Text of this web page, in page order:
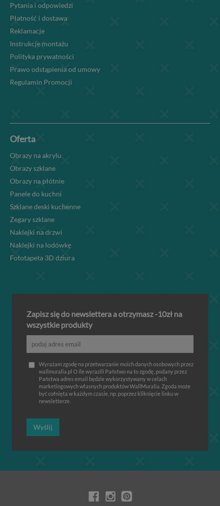
Pytania i odpowiedzi
Płatność i dostawa
Reklamacje
Instrukcje montażu
Polityka prywatności
Prawo odstąpienia od umowy
Regulamin Promocji
Oferta
Obrazy na akrylu
Obrazy szklane
Obrazy na płótnie
Panele do kuchni
Szklane deski kuchenne
Zegary szklane
Naklejki na drzwi
Naklejki na lodówkę
Fototapeta 3D dziura
Zapisz się do newslettera a otrzymasz -10zł na
wszystkie produkty
Wyrażam zgodę na przetwarzanie moich danych osobowych przez
wallmuralia.pl O ile wyrazili Państwo na to zgodę, podany przez
Państwa adres email będzie wykorzystywany w celach
marketingowych własnych produktów WallMuralia. Zgoda może
być cofnięta w każdym czasie, np. poprzez kliknięcie linku w
newsletterze.
Wyślij